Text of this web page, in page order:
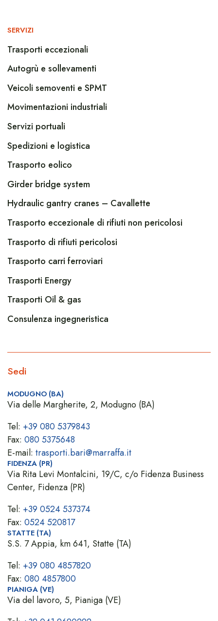
SERVIZI
Trasporti eccezionali
Autogrù e sollevamenti
Veicoli semoventi e SPMT
Movimentazioni industriali
Servizi portuali
Spedizioni e logistica
Trasporto eolico
Girder bridge system
Hydraulic gantry cranes – Cavallette
Trasporto eccezionale di rifiuti non pericolosi
Trasporto di rifiuti pericolosi
Trasporto carri ferroviari
Trasporti Energy
Trasporti Oil & gas
Consulenza ingegneristica
Sedi
MODUGNO (BA)
Via delle Margherite, 2, Modugno (BA)
Tel: +39 080 5379843
Fax: 080 5375648
E-mail: trasporti.bari@marraffa.it
FIDENZA (PR)
Via Rita Levi Montalcini, 19/C, c/o Fidenza Business
Center, Fidenza (PR)
Tel: +39 0524 537374
Fax: 0524 520817
STATTE (TA)
S.S. 7 Appia, km 641, Statte (TA)
Tel: +39 080 4857820
Fax: 080 4857800
PIANIGA (VE)
Via del lavoro, 5, Pianiga (VE)